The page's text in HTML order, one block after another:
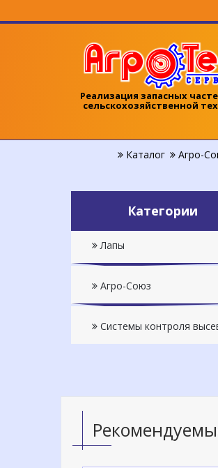
Реализация запасных
сельскохозяйственной
Каталог Агро-
Категории
Лапы
Агро-Союз
Системы контроля